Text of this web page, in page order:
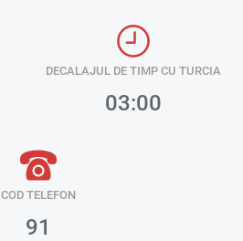
DECALAJUL DE TIMP CU TURCIA
03:00
COD TELEFON
91